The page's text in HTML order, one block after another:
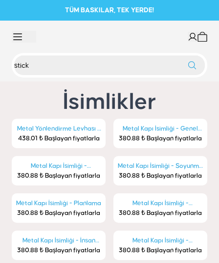
TÜM BASKILAR, TEK YERDE!
İsimlikler
Metal Yönlendirme Levhası -
Yangın Çıkışı
438.01 ₺ Başlayan fiyatlarla
Metal Kapı İsimliği - Genel
Müdür Yardımcısı
380.88 ₺ Başlayan fiyatlarla
Metal Kapı İsimliği -
Öğretmenler Odası
380.88 ₺ Başlayan fiyatlarla
Metal Kapı İsimliği - Soyunma
Odası
380.88 ₺ Başlayan fiyatlarla
Metal Kapı İsimliği - Planlama
380.88 ₺ Başlayan fiyatlarla
Metal Kapı İsimliği -
Depo/Arşiv
380.88 ₺ Başlayan fiyatlarla
Metal Kapı İsimliği - İnsan
Kaynakları
380.88 ₺ Başlayan fiyatlarla
Metal Kapı İsimliği -
Pazarlama
380.88 ₺ Başlayan fiyatlarla